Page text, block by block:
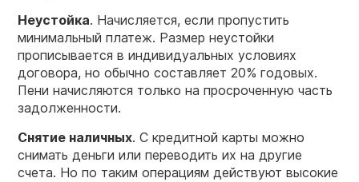
Неустойка. Начисляется, если пропустить
минимальный платеж. Размер неустойки
прописывается в индивидуальных условиях
договора, но обычно составляет 20% годовых.
Пени начисляются только на просроченную часть
задолженности.
Снятие наличных. С кредитной карты можно
снимать деньги или переводить их на другие
счета. Но по таким операциям действуют высокие